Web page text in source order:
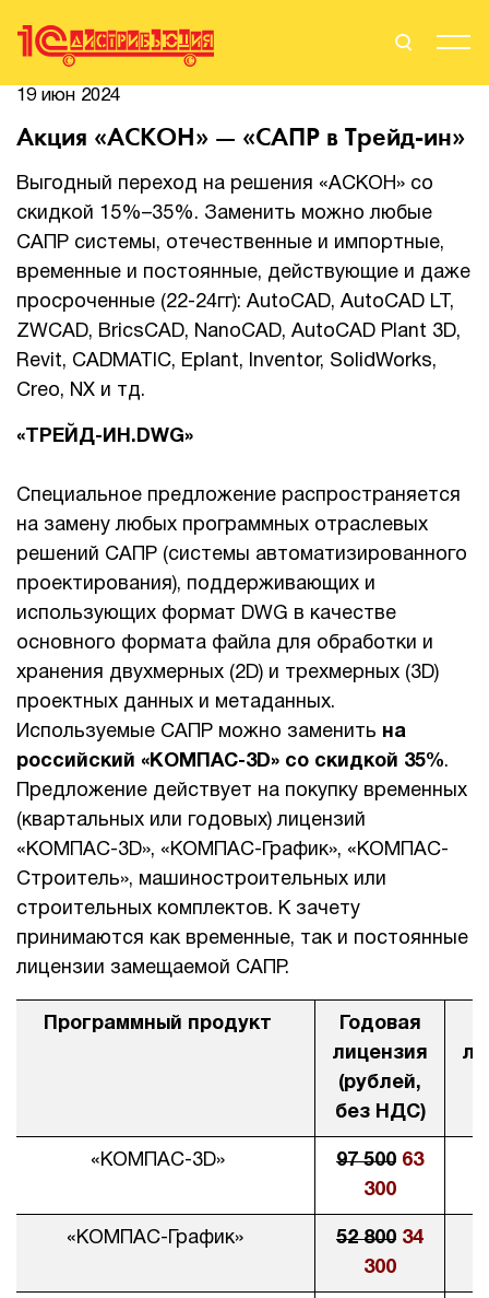
Поиск Вход
О нас
Вендоры
Партнерам
События
1Cофт
19 июн 2024
Акция «АСКОН» — «САПР в Трейд-ин»
Выгодный переход на решения «АСКОН» со
скидкой 15%–35%. Заменить можно любые
САПР системы, отечественные и импортные,
временные и постоянные, действующие и даже
просроченные (22-24гг): AutoCAD, AutoCAD LT,
ZWCAD, BricsCAD, NanoCAD, AutoCAD Plant 3D,
Revit, CADMATIC, Eplant, Inventor, SolidWorks,
Creo, NX и тд.
« ТРЕЙД-ИН.DWG»
Специальное предложение распространяется
на замену любых программных отраслевых
решений САПР (системы автоматизированного
проектирования), поддерживающих и
использующих формат DWG в качестве
основного формата файла для обработки и
хранения двухмерных (2D) и трехмерных (3D)
проектных данных и метаданных.
Используемые САПР можно заменить на
российский «КОМПАС-3D» со скидкой 35%.
Предложение действует на покупку временных
(квартальных или годовых) лицензий
«КОМПАС-3D», «КОМПАС-График», «КОМПАС-
Строитель», машиностроительных или
строительных комплектов. К зачету
принимаются как временные, так и постоянные
лицензии замещаемой САПР.
Программный продукт
Годовая
лицензия
(рублей,
без НДС)
«КОМПАС-3D» 97 500 63
300
«КОМПАС-График» 52 800 34
300